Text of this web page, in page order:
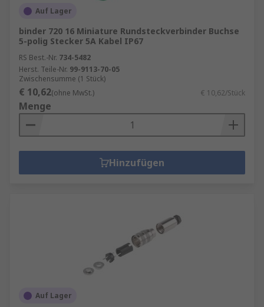
Auf Lager
binder 720 16 Miniature Rundsteckverbinder Buchse
5-polig Stecker 5A Kabel IP67
RS Best.-Nr. 734-5482
Herst. Teile-Nr. 99-9113-70-05
Zwischensumme (1 Stück)
€ 10,62(ohne MwSt.) € 10,62/Stück
Menge
Hinzufügen
Auf Lager